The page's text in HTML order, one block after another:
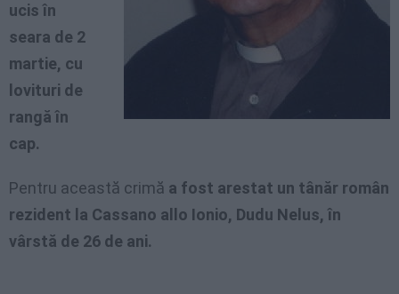
ucis în
seara de 2
martie, cu
lovituri de
rangă în
cap.
Pentru această crimă a fost arestat un tânăr român
rezident la Cassano allo Ionio, Dudu Nelus, în
vârstă de 26 de ani.